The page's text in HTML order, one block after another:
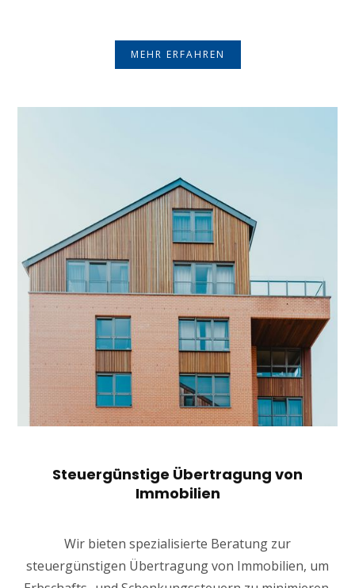
MEHR ERFAHREN
Steuergünstige Übertragung von
Immobilien
Wir bieten spezialisierte Beratung zur
steuergünstigen Übertragung von Immobilien, um